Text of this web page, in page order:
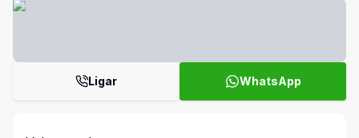
Ligar WhatsApp